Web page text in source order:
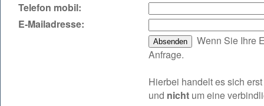
Telefon mobil:
E‑Mailadresse:
Wenn Sie Ihre
Anfrage.
Hierbei handelt es sich
und nicht um eine